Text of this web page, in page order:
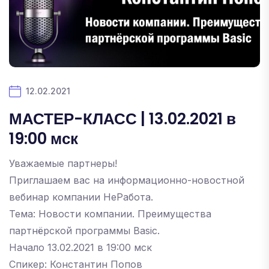
12.02.2021
МАСТЕР-КЛАСС | 13.02.2021 в
19:00 мск
Уважаемые партнеры!
Приглашаем вас на информационно-новостной
вебинар компании НеРабота.
Тема: Новости компании. Преимущества
партнёрской программы Basic.
Начало 13.02.2021 в 19:00 мск
Спикер: Константин Попов